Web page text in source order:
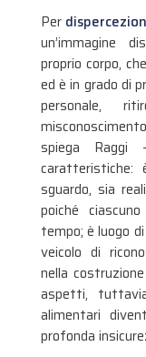
Per
un’immagine
proprio corpo,
ed è in grado di
personale,
spiega Raggi
caratteristiche:
sguardo, sia
poiché
tempo; è luogo
veicolo di
nella
aspetti,
alimentari
profonda